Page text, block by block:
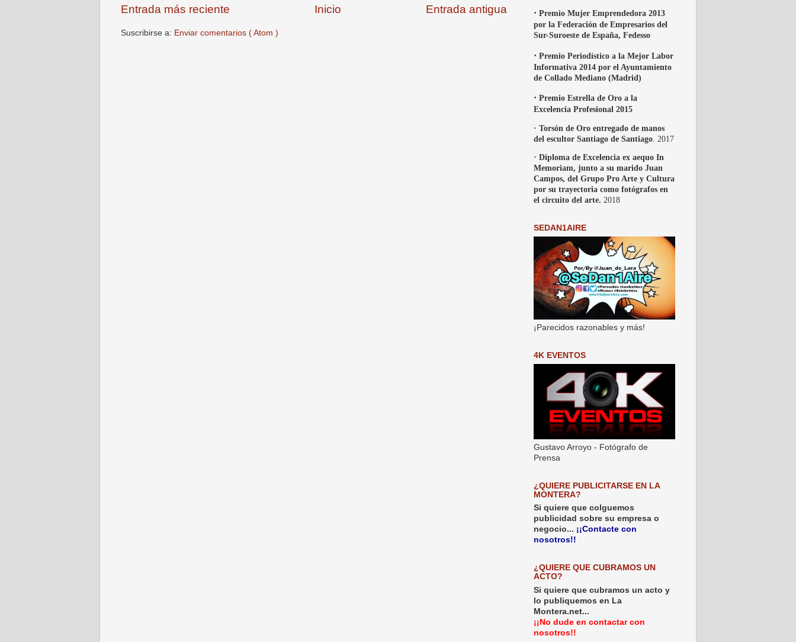
Entrada más reciente Entrada antigua
Inicio
Suscribirse a: Enviar comentarios ( Atom )
· Premio Mujer Emprendedora 2013
por la Federación de Empresarios del
Sur-Suroeste de España, Fedesso
· Premio Periodístico a la Mejor Labor
Informativa 2014 por el Ayuntamiento
de Collado Mediano (Madrid)
· Premio Estrella de Oro a la
Excelencia Profesional 2015
· Torsón de Oro entregado de manos
del escultor Santiago de Santiago . 2017
· Diploma de Excelencia ex aequo In
Memoriam, junto a su marido Juan
Campos, del Grupo Pro Arte y Cultura
por su trayectoria como fotógrafos en
el circuito del arte. 2018
SEDAN1AIRE
¡Parecidos razonables y más!
4K EVENTOS
Gustavo Arroyo - Fotógrafo de
Prensa
¿QUIERE PUBLICITARSE EN LA
MONTERA?
Si quiere que colguemos
publicidad sobre su empresa o
negocio... ¡¡Contacte con
nosotros!!
¿QUIERE QUE CUBRAMOS UN
ACTO?
Si quiere que cubramos un acto y
lo publiquemos en La
Montera.net...
¡¡No dude en contactar con
nosotros!!